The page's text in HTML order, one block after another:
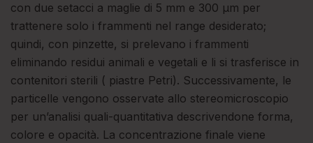
con due setacci a maglie di 5 mm e 300 µm per
trattenere solo i frammenti nel range desiderato;
quindi, con pinzette, si prelevano i frammenti
eliminando residui animali e vegetali e li si trasferisce in
contenitori sterili ( piastre Petri). Successivamente, le
particelle vengono osservate allo stereomicroscopio
per un’analisi quali-quantitativa descrivendone forma,
colore e opacità. La concentrazione finale viene